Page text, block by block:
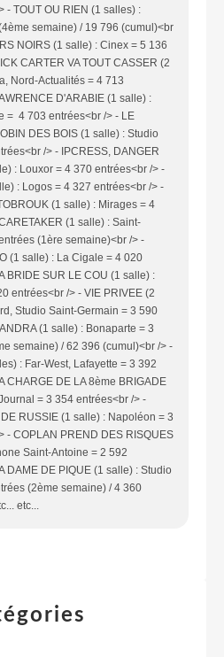
- TOUT OU RIEN (1 salles) :
semaine) / 19 796 (cumul)<br
NOIRS (1 salle) : Cinex = 5 136
CARTER VA TOUT CASSER (2
Nord-Actualités = 4 713
D'ARABIE (1 salle) :
= 4 703 entrées<br /> - LE
DES BOIS (1 salle) : Studio
/> - IPCRESS, DANGER
: Louxor = 4 370 entrées<br /> -
: Logos = 4 327 entrées<br /> -
(1 salle) : Mirages = 4
(1 salle) : Saint-
(1ère semaine)<br /> -
(1 salle) : La Cigale = 4 020
BRIDE SUR LE COU (1 salle) :
entrées<br /> - VIE PRIVEE (2
Studio Saint-Germain = 3 590
(1 salle) : Bonaparte = 3
semaine) / 62 396 (cumul)<br /> -
: Far-West, Lafayette = 3 392
CHARGE DE LA 8ème BRIGADE
= 3 354 entrées<br /> -
RUSSIE (1 salle) : Napoléon = 3
- COPLAN PREND DES RISQUES
Saint-Antoine = 2 592
DAME DE PIQUE (1 salle) : Studio
(2ème semaine) / 4 360
etc...